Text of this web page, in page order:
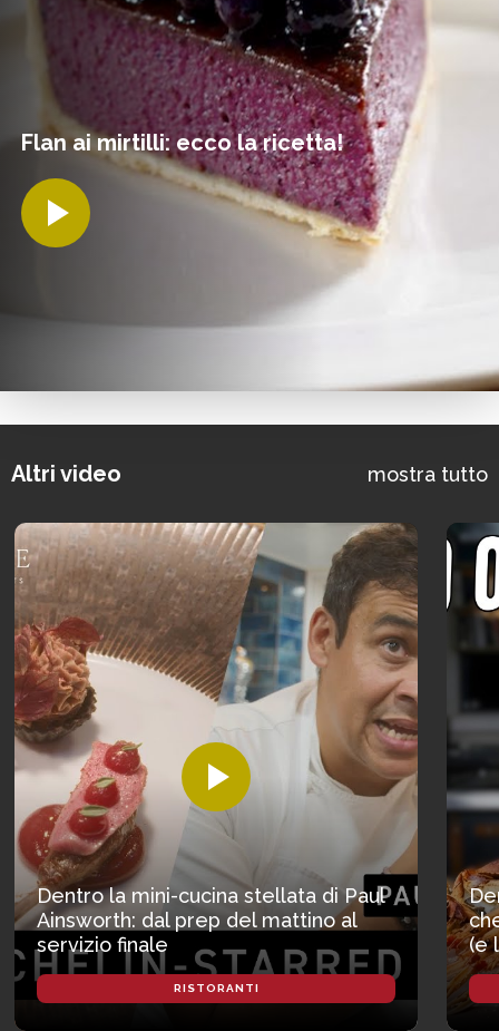
Flan ai mirtilli: ecco la ricetta!
Altri video mostra tutto
Dentro la mini-cucina stellata di Paul
Ainsworth: dal prep del mattino al
servizio finale
RISTORANTI
(e